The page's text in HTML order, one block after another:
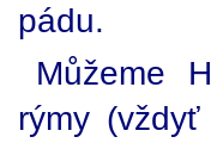
pádu.
Můžeme
rýmy